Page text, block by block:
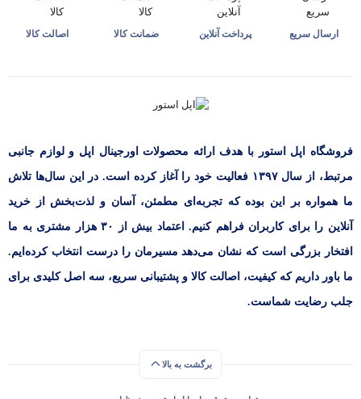
ارسال سریع پرداخت آنلاین ضمانت کالا اصالت کالا
فروشگاه اپل استور با هدف ارائه‌ محصولات اورجینال اپل و لوازم جانبی
مرتبط، از سال ۱۳۹۷ فعالیت خود را آغاز کرده است. در این سال‌ها تلاش
ما همواره بر این بوده که تجربه‌ای مطمئن، آسان و لذت‌بخش از خرید
آنلاین را برای کاربران فراهم کنیم. اعتماد بیش از ۳۰ هزار مشتری به ما
افتخار بزرگی است که نشان می‌دهد مسیرمان را درست انتخاب کرده‌ایم.
ما باور داریم که کیفیت، اصالت کالا و پشتیبانی سریع، سه اصل کلیدی برای
جلب رضایت شماست.
برگشت به بالا